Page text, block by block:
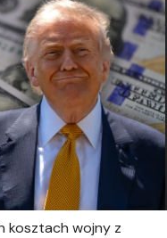
kosztach wojny z